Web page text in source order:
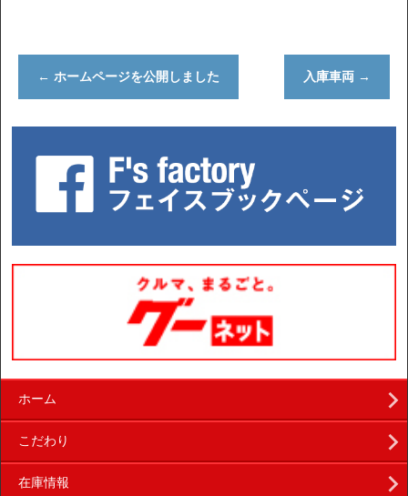
← ホームページを公開しました 入庫車両 →
ホーム
こだわり
在庫情報